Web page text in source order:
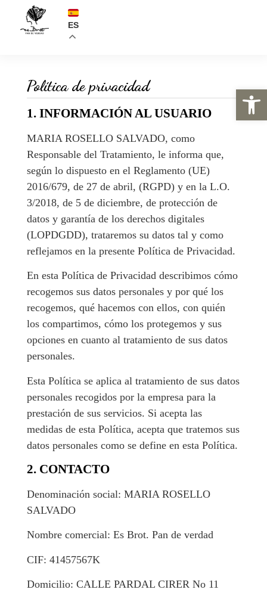
Abrir
ES
Política de privacidad
1. INFORMACIÓN AL USUARIO
MARIA ROSELLO SALVADO, como
Responsable del Tratamiento, le informa que,
según lo dispuesto en el Reglamento (UE)
2016/679, de 27 de abril, (RGPD) y en la L.O.
3/2018, de 5 de diciembre, de protección de
datos y garantía de los derechos digitales
(LOPDGDD), trataremos su datos tal y como
reflejamos en la presente Política de Privacidad.
En esta Política de Privacidad describimos cómo
recogemos sus datos personales y por qué los
recogemos, qué hacemos con ellos, con quién
los compartimos, cómo los protegemos y sus
opciones en cuanto al tratamiento de sus datos
personales.
Esta Política se aplica al tratamiento de sus datos
personales recogidos por la empresa para la
prestación de sus servicios. Si acepta las
medidas de esta Política, acepta que tratemos sus
datos personales como se define en esta Política.
2. CONTACTO
Denominación social: MARIA ROSELLO
SALVADO
Nombre comercial: Es Brot. Pan de verdad
CIF: 41457567K
Domicilio: CALLE PARDAL CIRER No 11